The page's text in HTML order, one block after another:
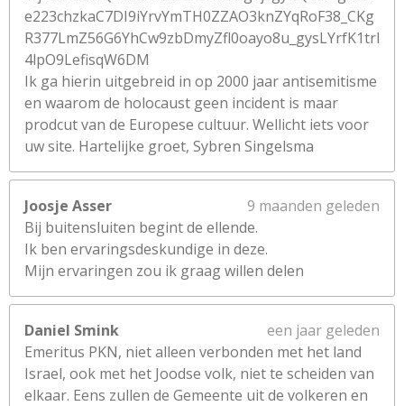
e223chzkaC7DI9iYrvYmTH0ZZAO3knZYqRoF38_CKg
R377LmZ56G6YhCw9zbDmyZfl0oayo8u_gysLYrfK1trl
4lpO9LefisqW6DM
Ik ga hierin uitgebreid in op 2000 jaar antisemitisme
en waarom de holocaust geen incident is maar
prodcut van de Europese cultuur. Wellicht iets voor
uw site. Hartelijke groet, Sybren Singelsma
Joosje Asser
9 maanden geleden
Bij buitensluiten begint de ellende.
Ik ben ervaringsdeskundige in deze.
Mijn ervaringen zou ik graag willen delen
Daniel Smink
een jaar geleden
Emeritus PKN, niet alleen verbonden met het land
Israel, ook met het Joodse volk, niet te scheiden van
elkaar. Eens zullen de Gemeente uit de volkeren en